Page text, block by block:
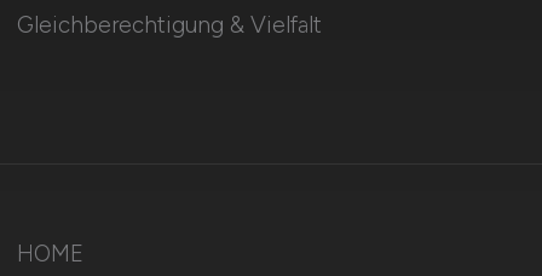
Gleichberechtigung & Vielfalt
HOME